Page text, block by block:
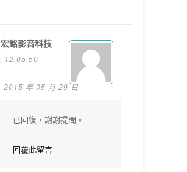
宏銘影音科技
12:05:50
2015 年 05 月 29 日
已回復，謝謝提問。
回覆此留言